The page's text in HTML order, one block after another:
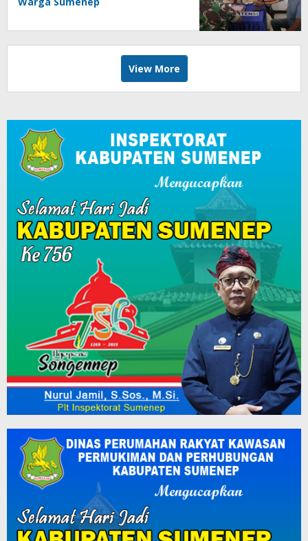
View More